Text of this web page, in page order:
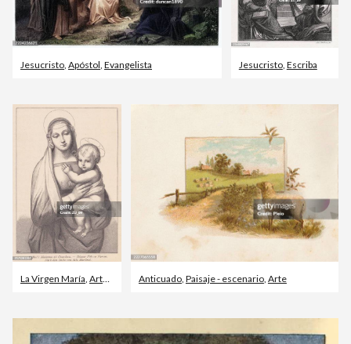
Jesucristo, Apóstol, Evangelista Jesucristo, Escriba
La Virgen María Arte Cultura Italiana
Anticuado, Paisaje - escenario, Arte